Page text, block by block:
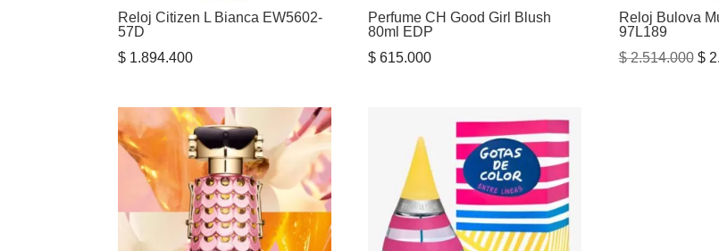
Reloj Citizen L Bianca EW5602-
57D
$ 1.894.400
Perfume CH Good Girl Blush
80ml EDP
$ 615.000
Reloj Bulova
97L189
$2.514.000 El
$